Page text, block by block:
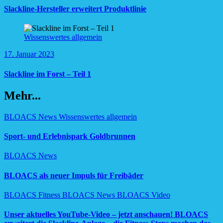
Slackline-Hersteller erweitert Produktlinie
Wissenswertes allgemein
17. Januar 2023
Slackline im Forst – Teil 1
Mehr...
BLOACS News Wissenswertes allgemein
Sport- und Erlebnispark Goldbrunnen
BLOACS News
BLOACS als neuer Impuls für Freibäder
BLOACS Fitness BLOACS News BLOACS Video
Unser aktuelles YouTube-Video – jetzt anschauen! BLOACS